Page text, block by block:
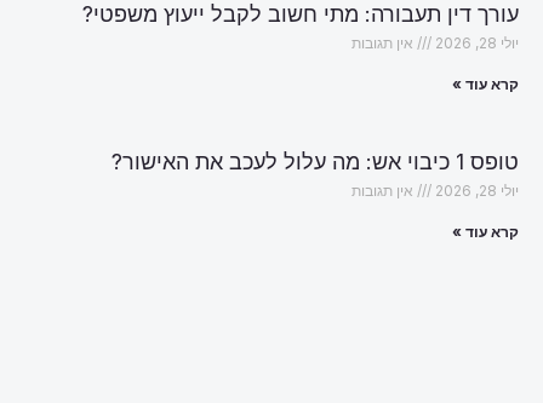
עורך דין תעבורה: מתי חשוב לקבל ייעוץ משפטי?
יולי 28, 2026 אין תגובות
קרא עוד »
טופס 1 כיבוי אש: מה עלול לעכב את האישור?
יולי 28, 2026 אין תגובות
קרא עוד »